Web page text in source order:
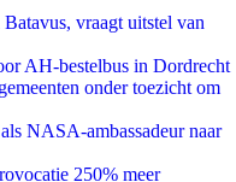
vraagt uitstel van
AH-bestelbus in Dordrecht
onder toezicht om
NASA-ambassadeur naar
250% meer